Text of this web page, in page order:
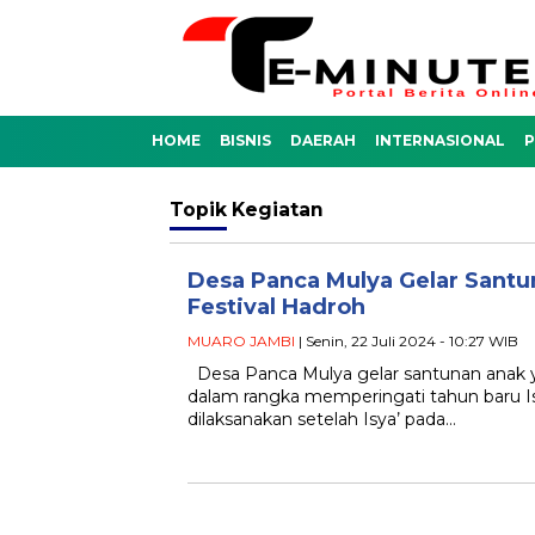
HOME BISNIS DAERAH INTERNASIONAL
Topik Kegiatan
Desa Panca Mulya Gelar
Festival Hadroh
MUARO JAMBI | Senin, 22 Juli 2024 - 10:27 WIB
Desa Panca Mulya gelar santunan
dalam rangka memperingati tahun baru
dilaksanakan setelah Isya’ pada…